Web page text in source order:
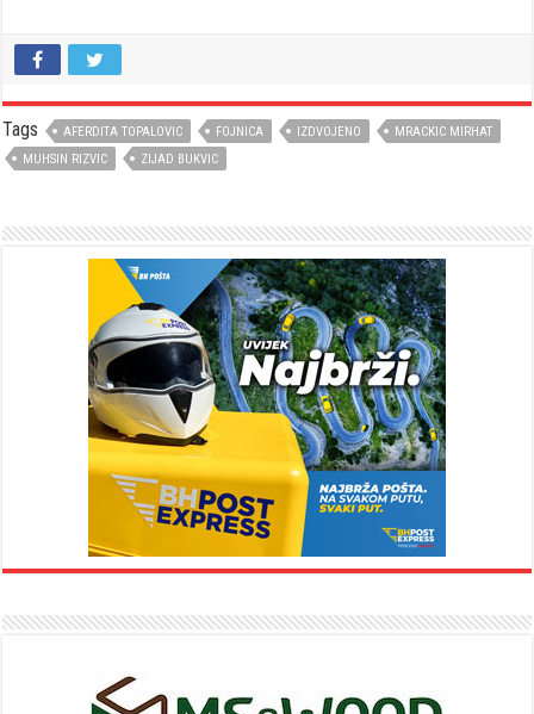
Tags AFERDITA TOPALOVIC FOJNICA IZDVOJENO
MRACKIC MIRHAT
MUHSIN RIZVIC
ZIJAD BUKVIC